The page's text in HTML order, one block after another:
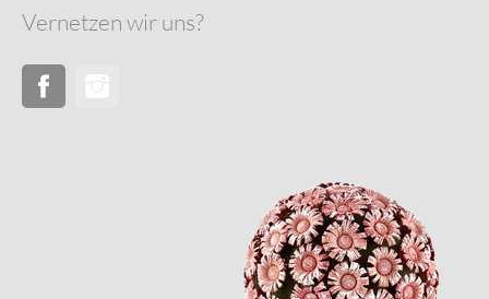
Vernetzen wir uns?